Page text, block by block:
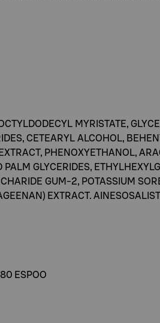
MYRISTATE,
CETEARYL ALCOHOL,
PHENOXYETHANOL,
PALM GLYCERIDES,
GUM-2, POTASSIUM
EXTRACT.
ESPOO